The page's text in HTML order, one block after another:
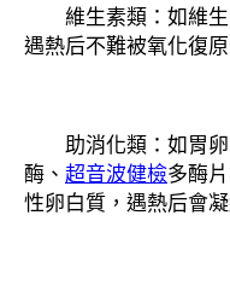
維生素類：如維生
遇熱后不難被氧化復
助消化類：如胃卵
酶、 超音波健檢多酶
性卵白質，遇熱后會